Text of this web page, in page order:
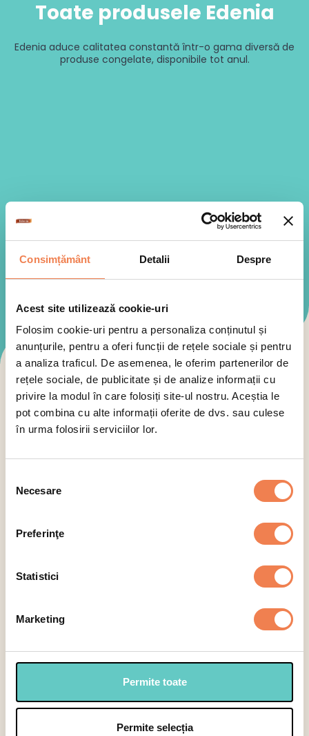
Consimțământ Detalii Despre
Acest site utilizează cookie-uri
Folosim cookie-uri pentru a personaliza conținutul și
anunțurile, pentru a oferi funcții de rețele sociale și pentru
a analiza traficul. De asemenea, le oferim partenerilor de
rețele sociale, de publicitate și de analize informații cu
privire la modul în care folosiți site-ul nostru. Aceștia le
pot combina cu alte informații oferite de dvs. sau culese
în urma folosirii serviciilor lor.
consimțământului
Necesare
Preferinţe
Statistici
Marketing
Permite toate
Permite selecția
Toate produsele Edenia
Edenia aduce calitatea constantă într-o gama diversă de
produse congelate, disponibile tot anul.
Toate produsele Edenia sunt:
Selectează categoria
Semipreparate
Semipreparate cu legume